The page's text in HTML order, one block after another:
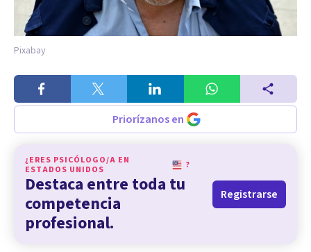
Pixabay
Priorízanos en
¿ERES PSICÓLOGO/A EN
ESTADOS UNIDOS
?
Destaca entre toda tu
competencia
profesional.
Registrarse